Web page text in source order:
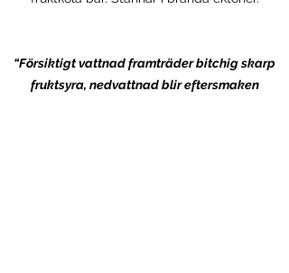
“Försiktigt vattnad framträder bitchig skarp
fruktsyra, nedvattnad blir eftersmaken